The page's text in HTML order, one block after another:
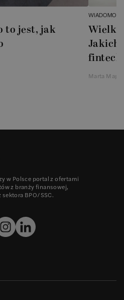
to jest, jak
Jakich
Marta
w Polsce portal z ofertami
z branży finansowej,
BPO/SSC.